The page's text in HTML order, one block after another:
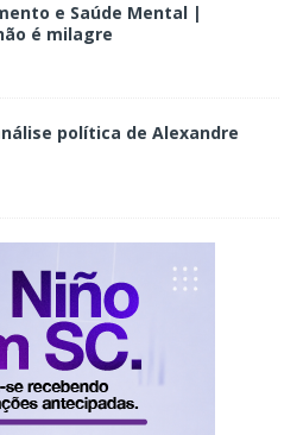
e Saúde Mental |
é milagre
política de Alexandre